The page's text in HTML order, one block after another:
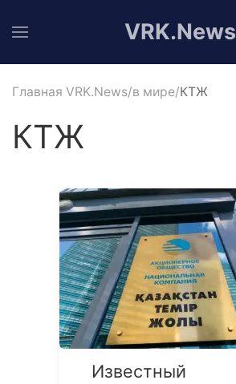
VRK.News
Главная VRK.News в мире КТЖ
КТЖ
Известный